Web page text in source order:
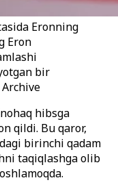
Eronning
Eron
bir
hibsga
qildi. Bu qaror,
birinchi qadam
taqiqlashga olib